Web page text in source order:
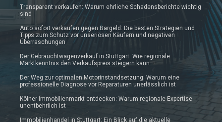
Transparent verkaufen: Warum ehrliche Schadensberichte wichtig
sind
Auto sofort verkaufen gegen Bargeld: Die besten Strategien und
Tipps zum Schutz vor unseriösen Käufern und negativen
Überraschungen
Der Gebrauchtwagenverkauf in Stuttgart: Wie regionale
Marktkenntnis den Verkaufspreis steigern kann
Der Weg zur optimalen Motorinstandsetzung: Warum eine
professionelle Diagnose vor Reparaturen unerlässlich ist
Kölner Immobilienmarkt entdecken: Warum regionale Expertise
unentbehrlich ist
Immobilienhandel in Stuttgart: Ein Blick auf die aktuelle